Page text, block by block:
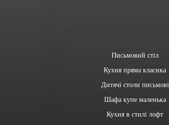
Письмовий стіл
Кухня пряма класика
Дитячі столи письмові
Шафа купе маленька
Кухня в стилі лофт